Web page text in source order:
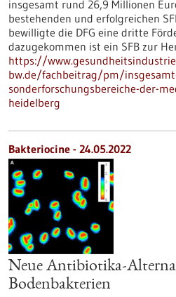
insgesamt rund 26,9 Millionen
bestehenden und erfolgreichen
bewilligte die DFG eine dritte
dazugekommen ist ein SFB zur
https://
bw.de/fachbeitrag/pm/
sonderforschungsbereiche-der-
heidelberg
Bakteriocine - 24.05.2022
Neue Antibiotika-
Bodenbakterien